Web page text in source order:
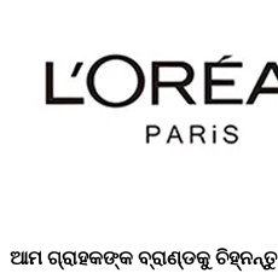
ଆମ ଗ୍ରାହକଙ୍କ ବ୍ରାଣ୍ଡକୁ ଚିହ୍ନନ୍ତୁ